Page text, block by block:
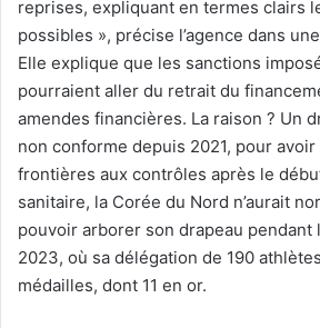
reprises, expliquant en termes clairs
possibles », précise l’agence dans
Elle explique que les sanctions
pourraient aller du retrait du
amendes financières. La raison ? Un
non conforme depuis 2021, pour
frontières aux contrôles après le
sanitaire, la Corée du Nord n’aurait
pouvoir arborer son drapeau pendant
2023, où sa délégation de 190
médailles, dont 11 en or.